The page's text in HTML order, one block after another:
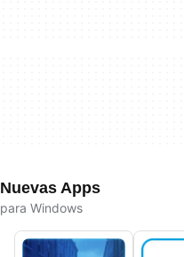
Nuevas Apps
para Windows